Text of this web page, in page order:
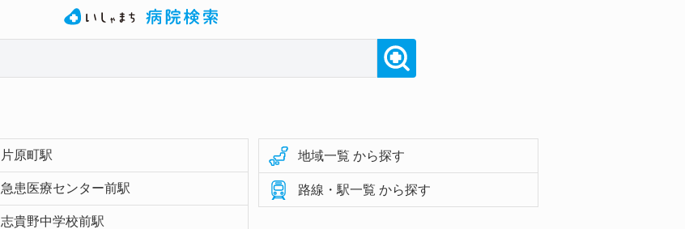
片原町駅
急患医療センター前駅
志貴野中学校前駅
地域一覧 から探す
路線・駅一覧 から探す